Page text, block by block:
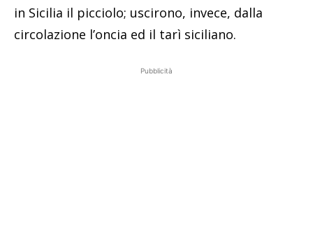
in Sicilia il picciolo; uscirono, invece, dalla
circolazione l’oncia ed il tarì siciliano.
Pubblicità